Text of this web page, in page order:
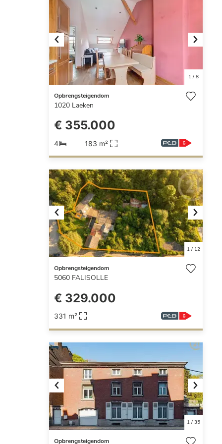
Previous Next
1/ 8
Opbrengsteigendom
1020 Laeken
€ 355.000
4 183 m²
Previous Next
1/ 12
Opbrengsteigendom
5060 FALISOLLE
€ 329.000
331 m²
Previous Next
1/ 35
Opbrengsteigendom